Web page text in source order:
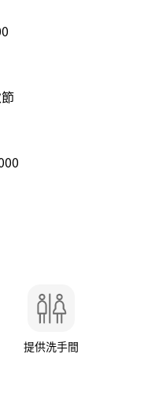
提供洗手間